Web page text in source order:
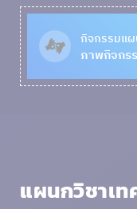
กิจกรรมแ
ภาพกิจกร
แผนกวิชาเท